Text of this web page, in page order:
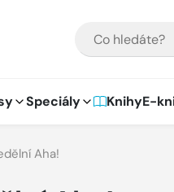
Speciály KnihyE-
Aha!